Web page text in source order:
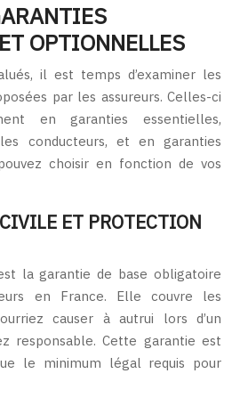
OPTIONNELLES
il est temps d’examiner les
par les assureurs. Celles-ci
en garanties essentielles,
conducteurs, et en garanties
choisir en fonction de vos
ET PROTECTION
la garantie de base obligatoire
en France. Elle couvre les
causer à autrui lors d’un
responsable. Cette garantie est
le minimum légal requis pour